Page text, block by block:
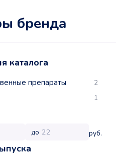
бренда
каталога
препараты 2
1
до руб.